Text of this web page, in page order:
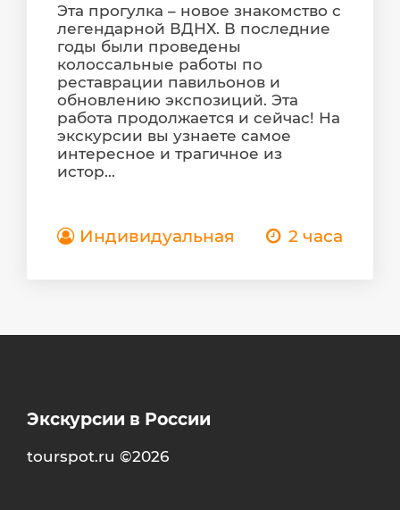
Эта прогулка – новое знакомство с
легендарной ВДНХ. В последние
годы были проведены
колоссальные работы по
реставрации павильонов и
обновлению экспозиций. Эта
работа продолжается и сейчас! На
экскурсии вы узнаете самое
интересное и трагичное из
истор...
Индивидуальная 2 часа
Экскурсии в России
tourspot.ru ©2026